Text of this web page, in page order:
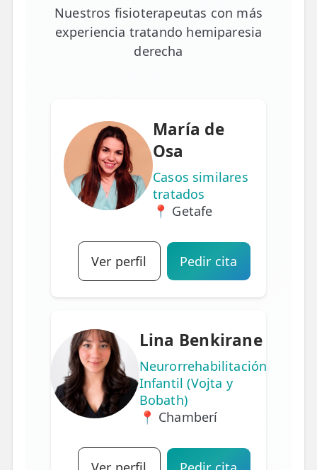
Nuestros fisioterapeutas con más
experiencia tratando hemiparesia
derecha
María de
Osa
Casos similares
tratados
📍 Getafe
Ver perfil Pedir cita
Lina Benkirane
Neurorrehabilitación
Infantil (Vojta y
Bobath)
📍 Chamberí